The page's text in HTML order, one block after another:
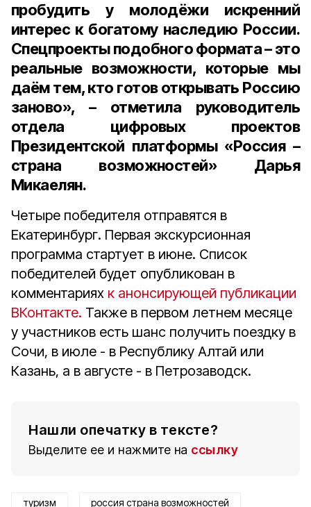
пробудить у молодёжи искренний
интерес к богатому наследию России.
Спецпроекты подобного формата – это
реальные возможности, которые мы
даём тем, кто готов открывать Россию
заново», – отметила руководитель
отдела цифровых проектов
Президентской платформы «Россия –
страна возможностей» Дарья
Микаелян.
Четыре победителя отправятся в
Екатеринбург. Первая экскурсионная
программа стартует в июне. Список
победителей будет опубликован в
комментариях к анонсирующей публикации
ВКонтакте. Также в первом летнем месяце
у участников есть шанс получить поездку в
Сочи, в июле - в Республику Алтай или
Казань, а в августе - в Петрозаводск.
Нашли опечатку в тексте?
Выделите ее и нажмите на ссылку
туризм россия страна возможностей